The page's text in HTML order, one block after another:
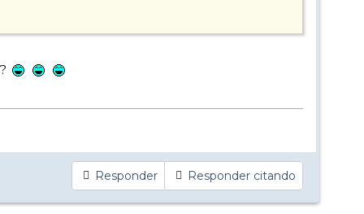
Responder Responder citando